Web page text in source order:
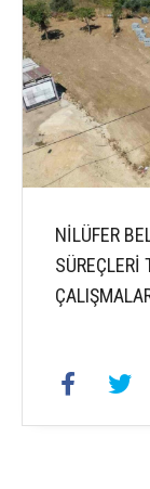
NİLÜFER
SÜREÇLERİ